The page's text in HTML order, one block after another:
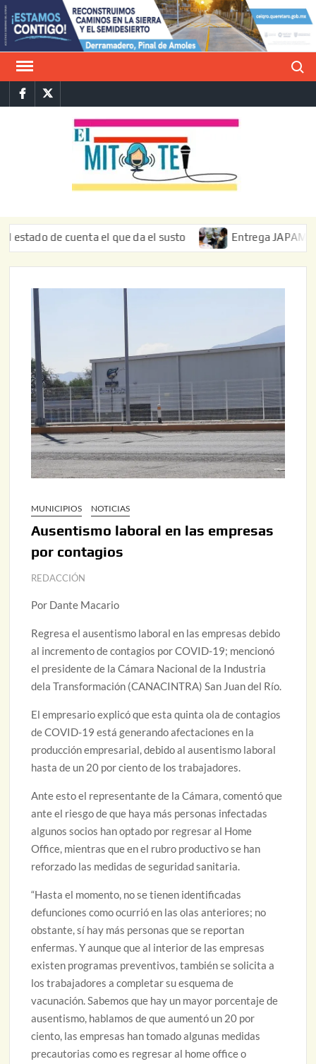
Saltar
al
contenido
FacebookTwitter
de cuenta el que da el susto Entrega JAPAM
MUNICIPIOS NOTICIAS
Ausentismo laboral en las empresas
por contagios
REDACCIÓN
Por Dante Macario
Regresa el ausentismo laboral en las empresas debido
al incremento de contagios por COVID-19; mencionó
el presidente de la Cámara Nacional de la Industria
dela Transformación (CANACINTRA) San Juan del Río.
El empresario explicó que esta quinta ola de contagios
de COVID-19 está generando afectaciones en la
producción empresarial, debido al ausentismo laboral
hasta de un 20 por ciento de los trabajadores.
Ante esto el representante de la Cámara, comentó que
ante el riesgo de que haya más personas infectadas
algunos socios han optado por regresar al Home
Office, mientras que en el rubro productivo se han
reforzado las medidas de seguridad sanitaria.
“Hasta el momento, no se tienen identificadas
defunciones como ocurrió en las olas anteriores; no
obstante, sí hay más personas que se reportan
enfermas. Y aunque que al interior de las empresas
existen programas preventivos, también se solicita a
los trabajadores a completar su esquema de
vacunación. Sabemos que hay un mayor porcentaje de
ausentismo, hablamos de que aumentó un 20 por
ciento, las empresas han tomado algunas medidas
precautorias como es regresar al home office o